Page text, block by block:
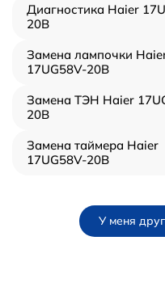
Диагностика Haier
20B
Замена лампочки
17UG58V-20B
Замена ТЭН Haier
20B
Замена таймера Haier
17UG58V-20B
У меня